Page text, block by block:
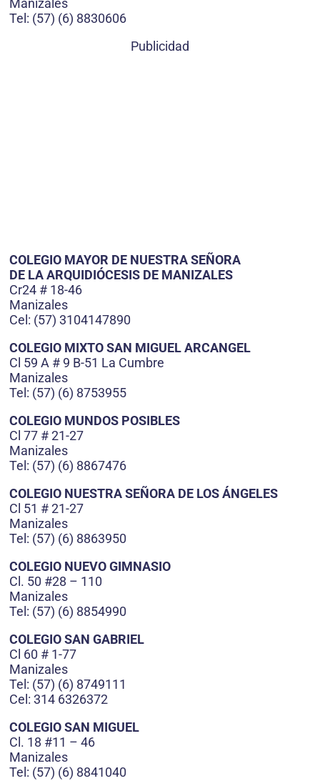
Manizales
Tel: (57) (6) 8830606
Publicidad
COLEGIO MAYOR DE NUESTRA SEÑORA
DE LA ARQUIDIÓCESIS DE MANIZALES
Cr24 # 18-46
Manizales
Cel: (57) 3104147890
COLEGIO MIXTO SAN MIGUEL ARCANGEL
Cl 59 A # 9 B-51 La Cumbre
Manizales
Tel: (57) (6) 8753955
COLEGIO MUNDOS POSIBLES
Cl 77 # 21-27
Manizales
Tel: (57) (6) 8867476
COLEGIO NUESTRA SEÑORA DE LOS ÁNGELES
Cl 51 # 21-27
Manizales
Tel: (57) (6) 8863950
COLEGIO NUEVO GIMNASIO
Cl. 50 #28 – 110
Manizales
Tel: (57) (6) 8854990
COLEGIO SAN GABRIEL
Cl 60 # 1-77
Manizales
Tel: (57) (6) 8749111
Cel: 314 6326372
COLEGIO SAN MIGUEL
Cl. 18 #11 – 46
Manizales
Tel: (57) (6) 8841040